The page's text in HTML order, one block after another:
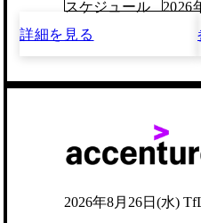
スケジュール
2026
詳細を見る
2026年8月26日(水)